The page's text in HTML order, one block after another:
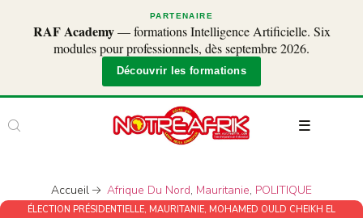
PARTENAIRE
RAF Academy— formations Intelligence Artificielle. Six
modules pour professionnels, dès septembre 2026.
Découvrir les formations
Accueil Afrique Du Nord, Mauritanie, POLITIQUE
ÉLECTION PRÉSIDENTIELLE, MAURITANIE, MOHAMED OULD CHEIKH EL